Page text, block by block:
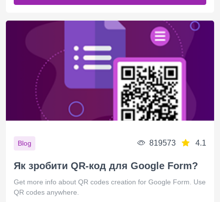
Blog 819573 4.1
Як зробити QR-код для Google Form?
Get more info about QR codes creation for Google Form. Use
QR codes anywhere.